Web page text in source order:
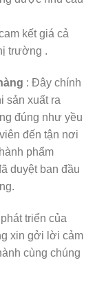
kết giá cả
trường .
: Đây chính
sản xuất ra
đúng như yều
đến tận nơi
phẩm
duyệt ban đầu
triển của
xin gởi lời cảm
cùng chúng